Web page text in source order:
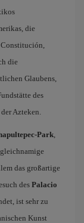
die
die
Glaubens,
des
Azteken.
Park
das großartige
des Palacio
ist sehr zu
Kunst